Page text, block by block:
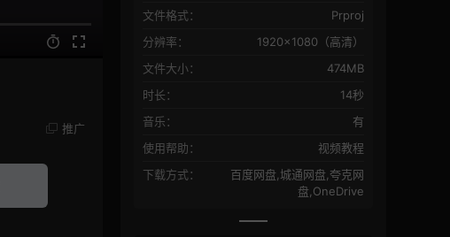
推广
文件格式：
Prproj
分辨率：
1920×1080（高清）
文件大小：
474MB
时长：
14秒
音乐：
有
使用帮助：
视频教程
下载方式：
百度网盘,城通网盘,夸克网
盘,OneDrive